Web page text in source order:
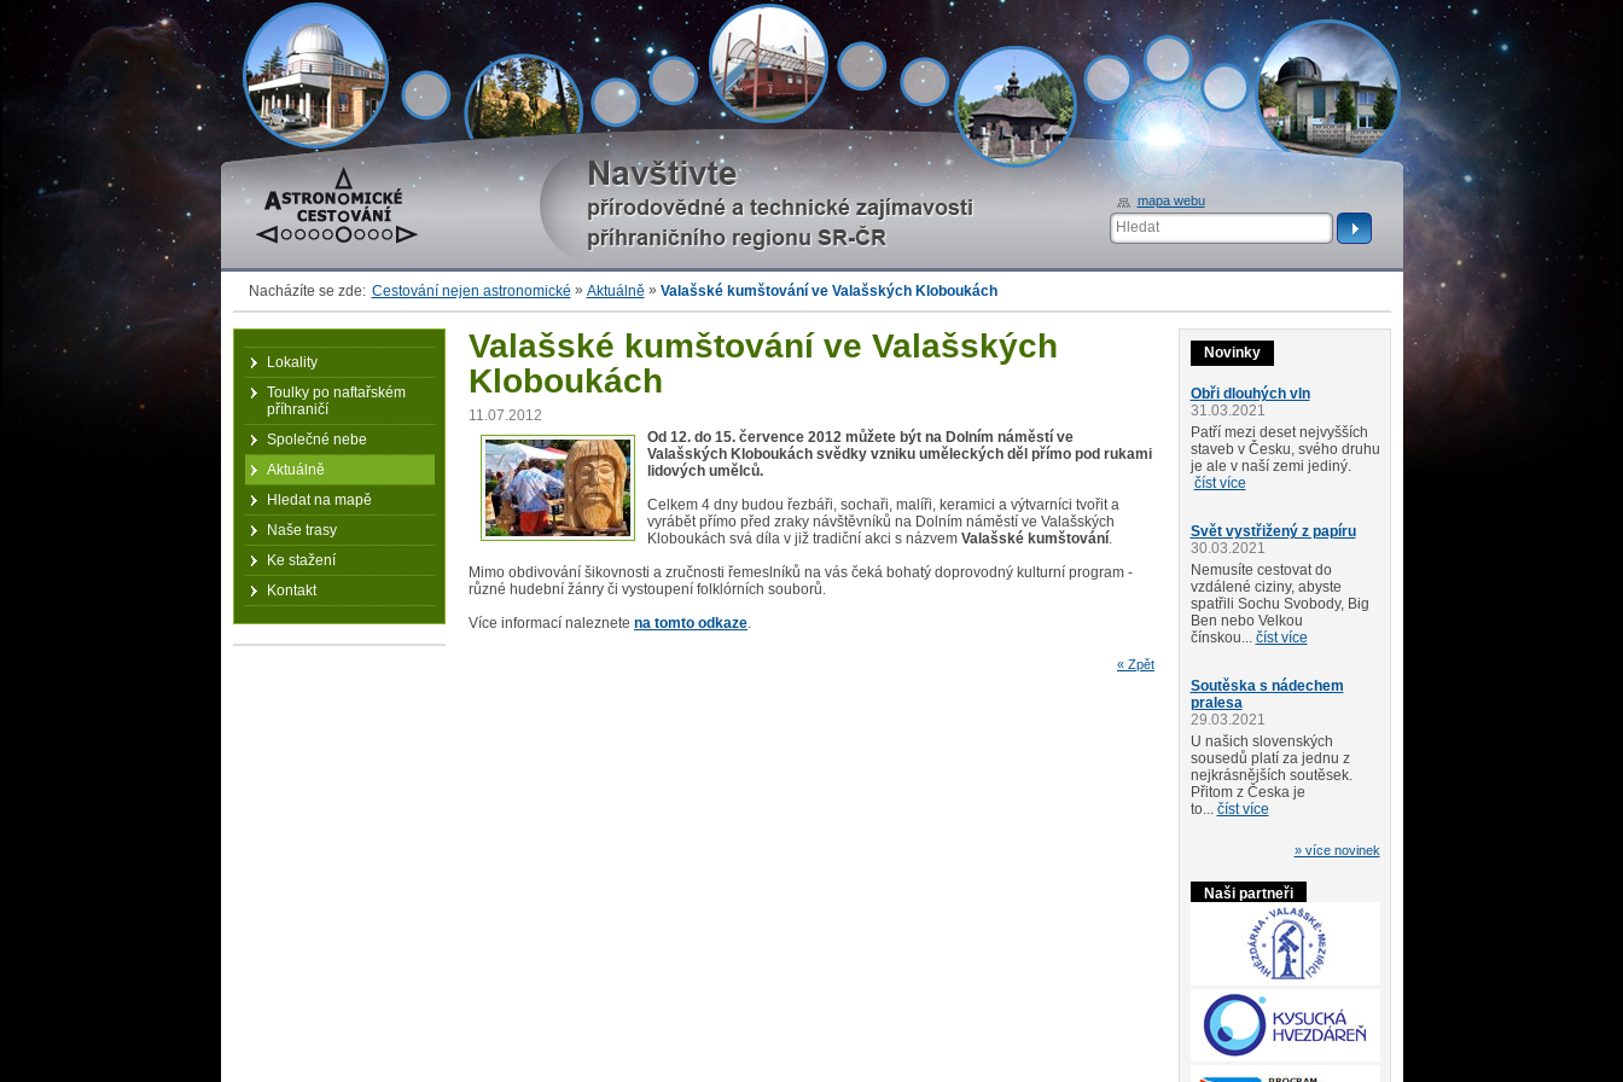
Astronomické cestování
Nacházíte se zde: Cestování nejen astronomické » Aktuálně » Valašské kumštování ve Valašských Kloboukách
Valašské kumštování ve Valašských
Kloboukách
11.07.2012
Od 12. do 15. července 2012 můžete být na Dolním náměstí ve
Valašských Kloboukách svědky vzniku uměleckých děl přímo pod rukami
lidových umělců.
Celkem 4 dny budou řezbáři, sochaři, malíři, keramici a výtvarníci tvořit a
vyrábět přímo před zraky návštěvníků na Dolním náměstí ve Valašských
Kloboukách svá díla v již tradiční akci s názvem Valašské kumštování.
Mimo obdivování šikovnosti a zručnosti řemeslníků na vás čeká bohatý doprovodný kulturní program -
různé hudební žánry či vystoupení folklórních souborů.
Více informací naleznete na tomto odkaze.
« Zpět
Novinky
Obři dlouhých vln
31.03.2021
Patří mezi deset nejvyšších
staveb v Česku, svého druhu
je ale v naší zemi jediný.
číst více
Svět vystřižený z papíru
30.03.2021
Nemusíte cestovat do
vzdálené ciziny, abyste
spatřili Sochu Svobody, Big
Ben nebo Velkou
čínskou... číst více
Soutěska s nádechem
pralesa
29.03.2021
U našich slovenských
sousedů platí za jednu z
nejkrásnějších soutěsek.
Přitom z Česka je
to... číst více
» více novinek
Naši partneři
Lokality
Toulky po naftařském
příhraničí
Společné nebe
Aktuálně
Hledat na mapě
Naše trasy
Ke stažení
Kontakt
mapa webu